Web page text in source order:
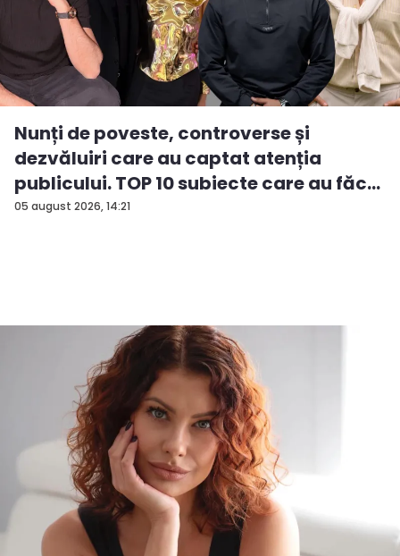
05 august 2026, 14:21
Nunți de poveste, controverse și
dezvăluiri care au captat atenția
publicului. TOP 10 subiecte care au făc...